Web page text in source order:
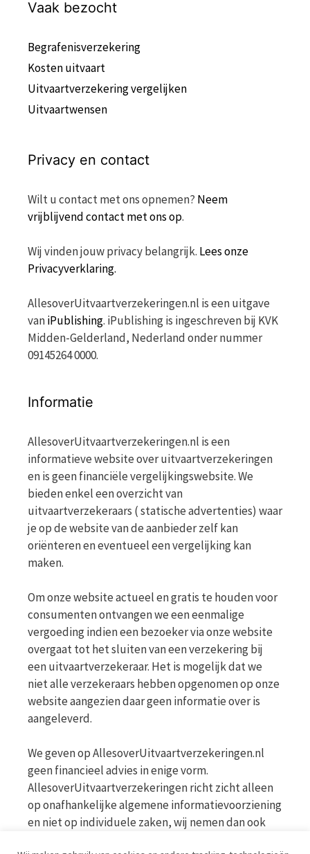
Vaak bezocht
Begrafenisverzekering
Kosten uitvaart
Uitvaartverzekering vergelijken
Uitvaartwensen
Privacy en contact
Wilt u contact met ons opnemen? Neem
vrijblijvend contact met ons op.
Wij vinden jouw privacy belangrijk. Lees onze
Privacyverklaring.
AllesoverUitvaartverzekeringen.nl is een uitgave
vaniPublishing. iPublishing is ingeschreven bij KVK
Midden-Gelderland, Nederland onder nummer
09145264 0000.
Informatie
AllesoverUitvaartverzekeringen.nl is een
informatieve website over uitvaartverzekeringen
en is geen financiële vergelijkingswebsite. We
bieden enkel een overzicht van
uitvaartverzekeraars ( statische advertenties) waar
je op de website van de aanbieder zelf kan
oriënteren en eventueel een vergelijking kan
maken.
Om onze website actueel en gratis te houden voor
consumenten ontvangen we een eenmalige
vergoeding indien een bezoeker via onze website
overgaat tot het sluiten van een verzekering bij
een uitvaartverzekeraar. Het is mogelijk dat we
niet alle verzekeraars hebben opgenomen op onze
website aangezien daar geen informatie over is
aangeleverd.
We geven op AllesoverUitvaartverzekeringen.nl
geen financieel advies in enige vorm.
AllesoverUitvaartverzekeringen richt zicht alleen
op onafhankelijke algemene informatievoorziening
en niet op individuele zaken, wij nemen dan ook